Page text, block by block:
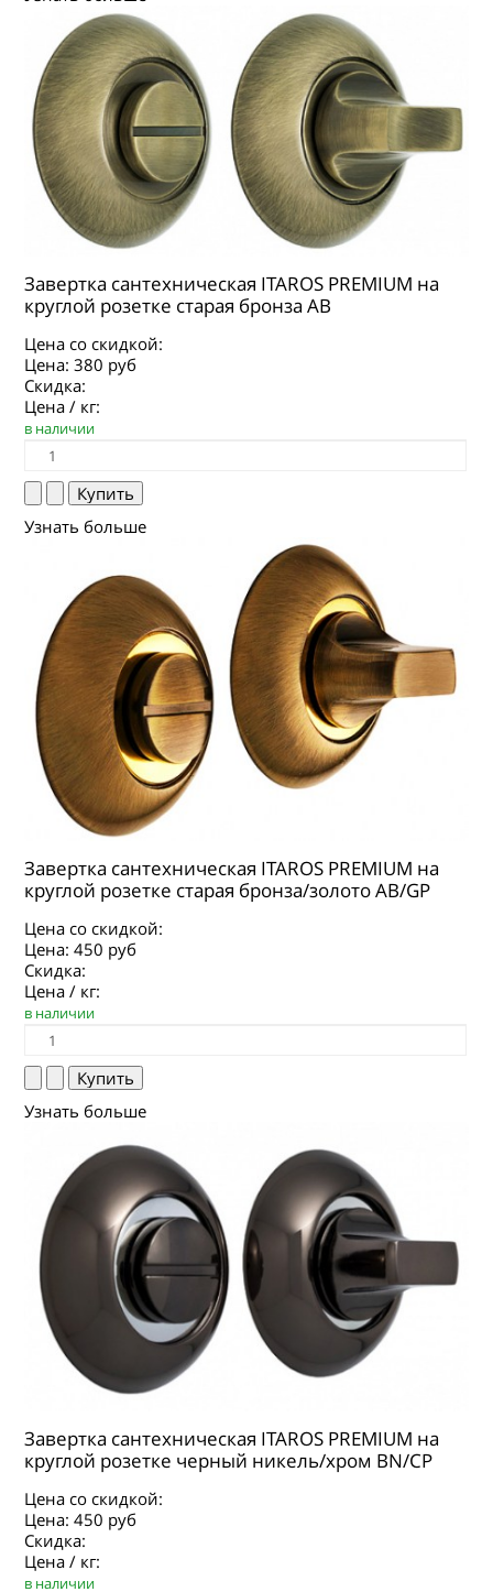
Завертка сантехническая ITAROS PREMIUM на
круглой розетке старая бронза АВ
Цена со скидкой:
Цена:380 руб
Скидка:
Цена / кг:
в наличии
Узнать больше
Завертка сантехническая ITAROS PREMIUM на
круглой розетке старая бронза/золото АВ/GP
Цена со скидкой:
Цена:450 руб
Скидка:
Цена / кг:
в наличии
Узнать больше
Завертка сантехническая ITAROS PREMIUM на
круглой розетке черный никель/хром BN/CP
Цена со скидкой:
Цена:450 руб
Скидка:
Цена / кг:
в наличии